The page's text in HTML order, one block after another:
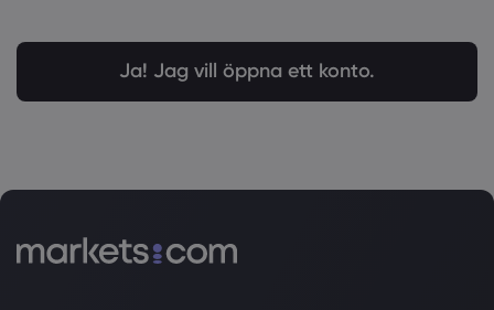
Ja! Jag vill öppna ett konto.